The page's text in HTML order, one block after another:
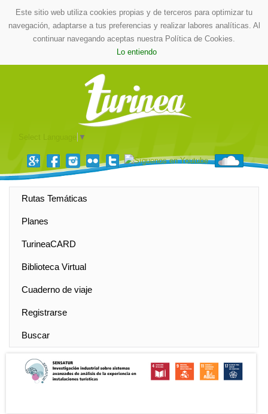
Este sitio web utiliza cookies propias y de terceros para optimizar tu
navegación, adaptarse a tus preferencias y realizar labores analíticas. Al
continuar navegando aceptas nuestra Política de Cookies.
Lo entiendo
▼
Rutas Temáticas
Planes
TurineaCARD
Biblioteca Virtual
Cuaderno de viaje
Registrarse
Buscar